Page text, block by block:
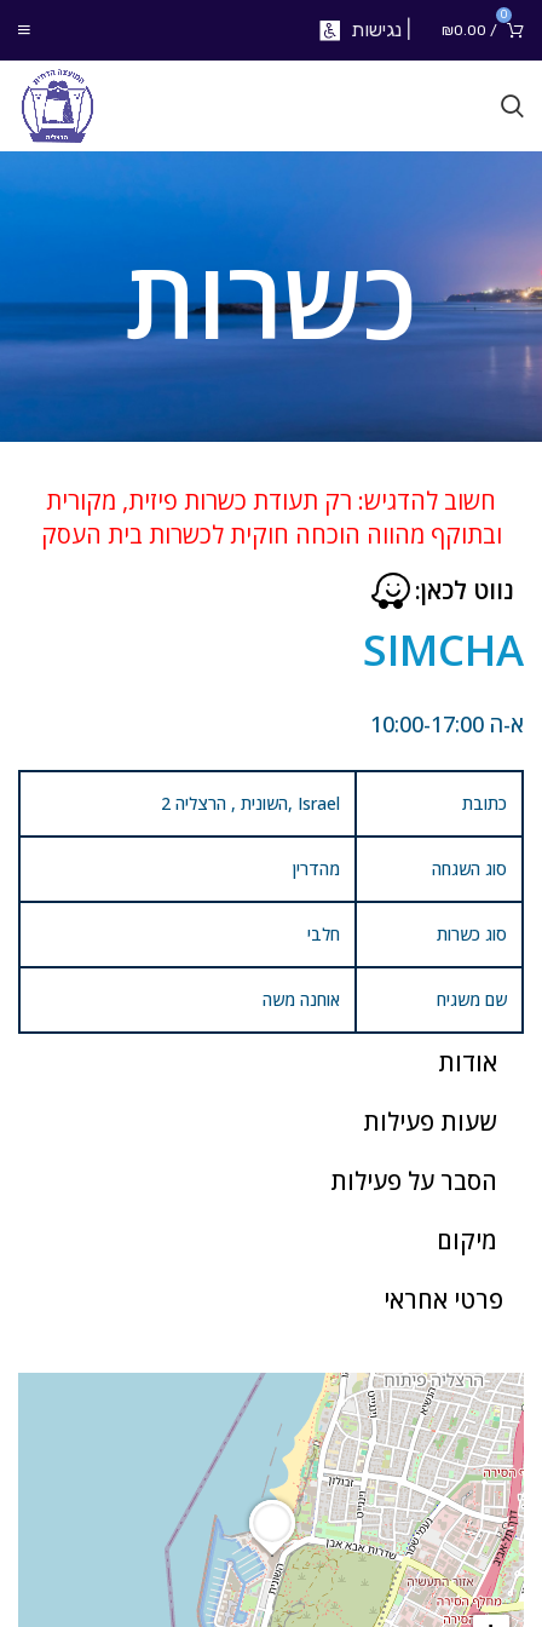
0
/
₪0.00 נגישות
כשרות
חשוב להדגיש: רק תעודת כשרות פיזית, מקורית
ובתוקף מהווה הוכחה חוקית לכשרות בית העסק
אודות
שעות פעילות
הסבר על פעילות
מיקום
פרטי אחראי
נווט לכאן:
SIMCHA
א-ה 10:00-17:00
כתובת 2 השונית , הרצליה, Israel
סוג השגחה מהדרין
סוג כשרות חלבי
שם משגיח אוחנה משה